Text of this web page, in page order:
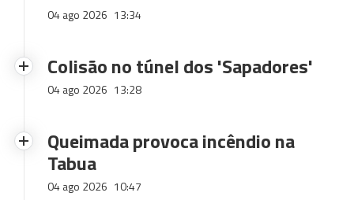
04 ago 2026 13:34
Colisão no túnel dos 'Sapadores'
04 ago 2026 13:28
Queimada provoca incêndio na
Tabua
04 ago 2026 10:47